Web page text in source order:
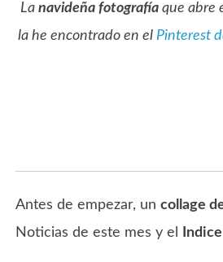
La navideña fotografía que abre
la he encontrado en el Pinterest
Antes de empezar, uncollage
Noticias de este mes y el